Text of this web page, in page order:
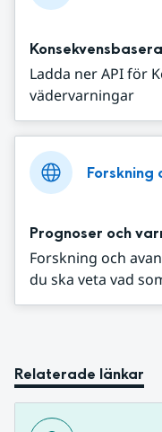
Ladda ner API för
vädervarningar
Forskning
Prognoser och
Forskning och
du ska veta vad
Relaterade länkar